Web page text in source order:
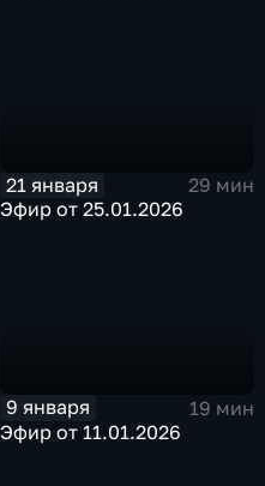
21 января
29 мин
Эфир от 25.01.2026
9 января
19 мин
Эфир от 11.01.2026